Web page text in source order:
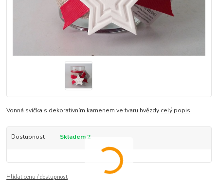
Vonná svíčka s dekorativním kamenem ve tvaru hvězdy celý popis
Dostupnost Skladem 2
Hlídat cenu / dostupnost